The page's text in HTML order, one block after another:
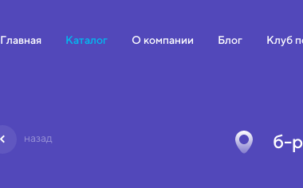
Главная Каталог О компании Блог Клуб
назад б-